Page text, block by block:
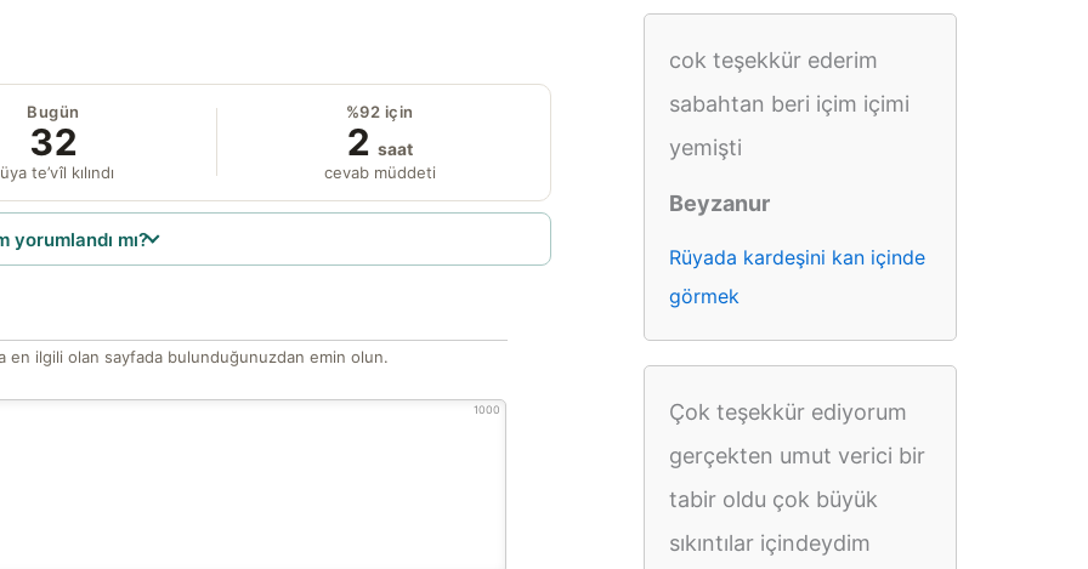
Bugün
32
te’vîl kılındı
%92 için
2 saat
cevab müddeti
yorumlandı mı?
en ilgili olan sayfada bulunduğunuzdan emin olun.
1000
cok teşekkür ederim
sabahtan beri içim içimi
yemişti
Beyzanur
Rüyada kardeşini kan içinde
görmek
Çok teşekkür ediyorum
gerçekten umut verici bir
tabir oldu çok büyük
sıkıntılar içindeydim